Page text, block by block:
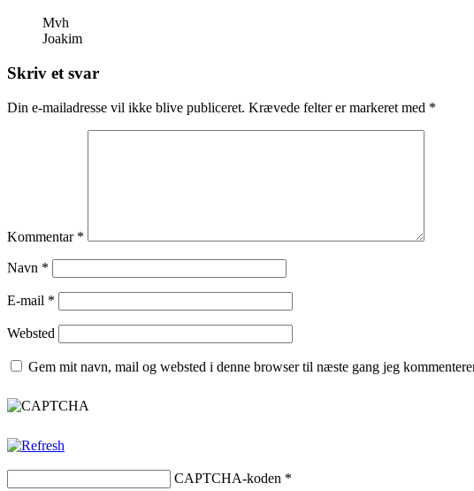
Mvh
Joakim
Skriv et svar
Din e-mailadresse vil ikke blive publiceret. Krævede felter er markeret med *
Kommentar *
Navn *
E-mail *
Websted
Gem mit navn, mail og websted i denne browser til næste gang jeg
CAPTCHA-koden *